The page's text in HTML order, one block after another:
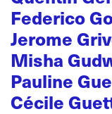
Federico
Jerome
Misha
Pauline
Cécile